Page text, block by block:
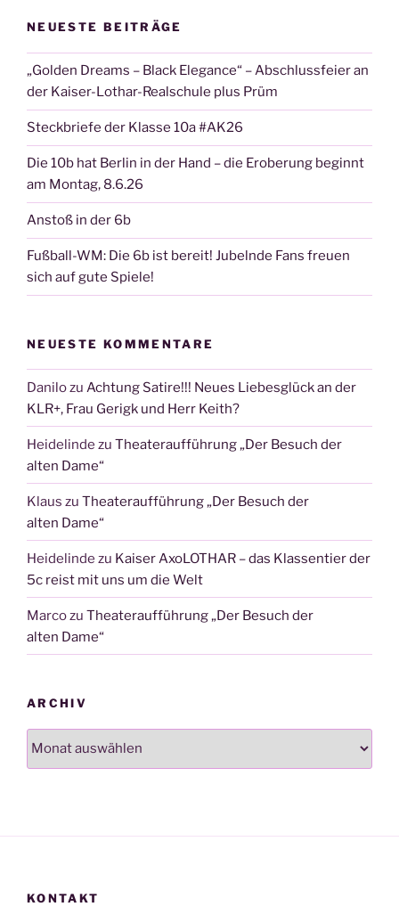
NEUESTE BEITRÄGE
„Golden Dreams – Black Elegance“ – Abschlussfeier an
der Kaiser-Lothar-Realschule plus Prüm
Steckbriefe der Klasse 10a #AK26
Die 10b hat Berlin in der Hand – die Eroberung beginnt
am Montag, 8.6.26
Anstoß in der 6b
Fußball-WM: Die 6b ist bereit! Jubelnde Fans freuen
sich auf gute Spiele!
NEUESTE KOMMENTARE
Danilozu Achtung Satire!!! Neues Liebesglück an der
KLR+, Frau Gerigk und Herr Keith?
Heidelinde zu Theateraufführung „Der Besuch der
alten Dame“
Klaus zu Theateraufführung „Der Besuch der
alten Dame“
Heidelinde zu Kaiser AxoLOTHAR – das Klassentier der
5c reist mit uns um die Welt
Marcozu Theateraufführung „Der Besuch der
alten Dame“
ARCHIV
Archiv
KONTAKT